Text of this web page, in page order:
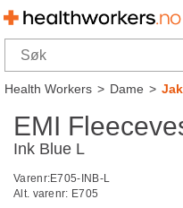
Health Workers>Dame>
EMI
Ink Blue L
Varenr:E705-INB-L
Alt. varenr: E705